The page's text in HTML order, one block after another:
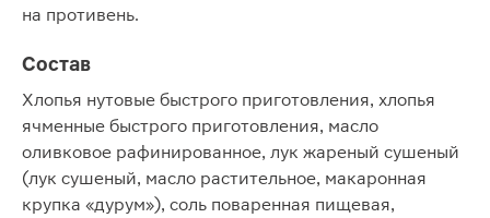
на противень.
Состав
Хлопья нутовые быстрого приготовления, хлопья
ячменные быстрого приготовления, масло
оливковое рафинированное, лук жареный сушеный
(лук сушеный, масло растительное, макаронная
крупка «дурум»), соль поваренная пищевая,